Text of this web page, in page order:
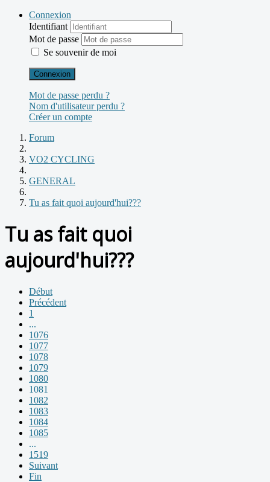
Connexion
Identifiant
Mot de passe
Se souvenir de moi
Connexion
Mot de passe perdu ?
Nom d'utilisateur perdu ?
Créer un compte
Forum
VO2 CYCLING
GENERAL
Tu as fait quoi aujourd'hui???
Tu as fait quoi
aujourd'hui???
Début
Précédent
1
...
1076
1077
1078
1079
1080
1081
1082
1083
1084
1085
...
1519
Suivant
Fin